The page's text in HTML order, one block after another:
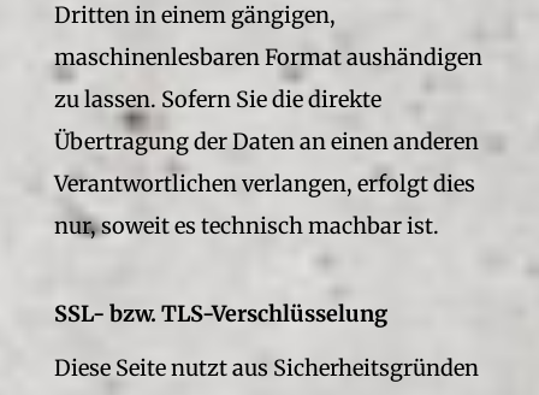
Dritten in einem gängigen,
maschinenlesbaren Format aushändigen
zu lassen. Sofern Sie die direkte
Übertragung der Daten an einen anderen
Verantwortlichen verlangen, erfolgt dies
nur, soweit es technisch machbar ist.
SSL- bzw. TLS-Verschlüsselung
Diese Seite nutzt aus Sicherheitsgründen